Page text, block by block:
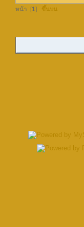
หน้า: [1] ขึ้นบน